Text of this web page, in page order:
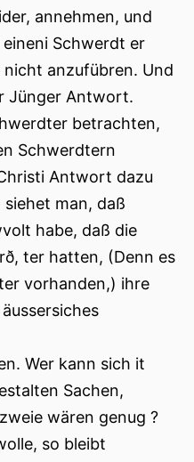
annehmen, und
Schwerdt er
anzufübren. Und
Jünger Antwort.
betrachten,
Schwerdtern
Antwort dazu
siehet man, daß
habe, daß die
ter hatten, (Denn es
vorhanden,) ihre
Wer kann sich it
Sachen,
wären genug ?
so bleibt